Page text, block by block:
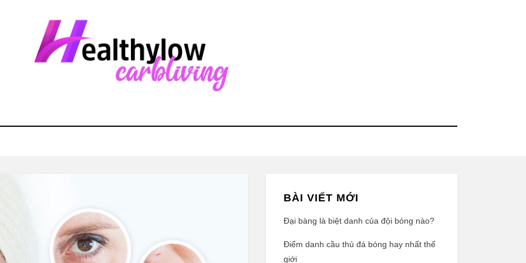
BÀI VIẾT MỚI
Đại bàng là biệt danh của đội bóng nào?
Điểm danh cầu thủ đá bóng hay nhất thế
giới